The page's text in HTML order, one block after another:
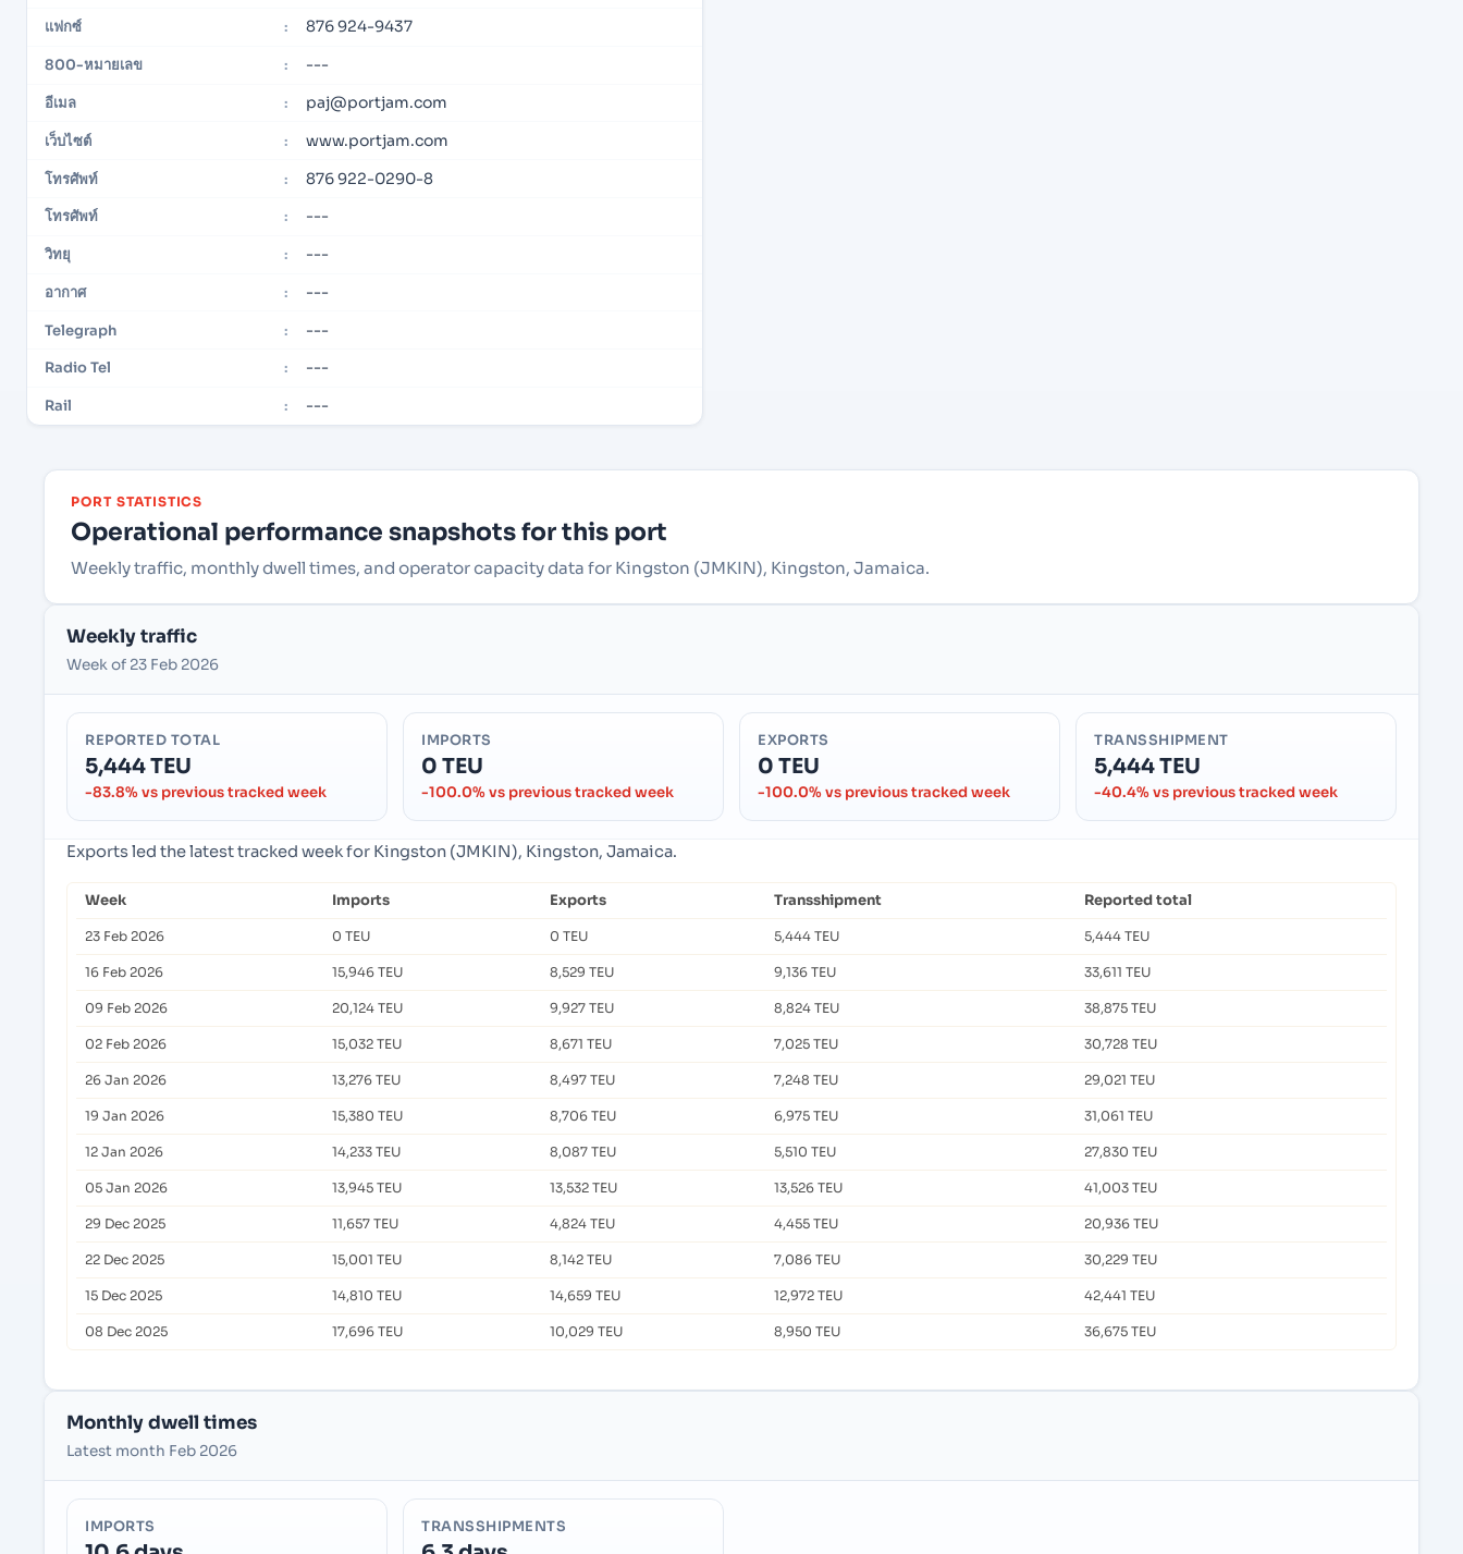
แฟกซ์ : 876 924-9437
800-หมายเลข : ---
อีเมล : paj@portjam.com
เว็บไซต์ : www.portjam.com
โทรศัพท์ : 876 922-0290-8
โทรศัพท์ : ---
วิทยุ : ---
อากาศ : ---
Telegraph : ---
Radio Tel : ---
Rail : ---
PORT STATISTICS
Operational performance snapshots for this port
Weekly traffic, monthly dwell times, and operator capacity data for Kingston (JMKIN), Kingston, Jamaica.
Weekly traffic
Week of 23 Feb 2026
REPORTED TOTAL
5,444 TEU
-83.8% vs previous tracked week
IMPORTS
0 TEU
-100.0% vs previous tracked week
EXPORTS
0 TEU
-100.0% vs previous tracked week
TRANSSHIPMENT
5,444 TEU
-40.4% vs previous tracked week
Exports led the latest tracked week for Kingston (JMKIN), Kingston, Jamaica.
Week Imports Exports Transshipment Reported total
23 Feb 2026 0 TEU 0 TEU 5,444 TEU 5,444 TEU
16 Feb 2026 15,946 TEU 8,529 TEU 9,136 TEU 33,611 TEU
09 Feb 2026 20,124 TEU 9,927 TEU 8,824 TEU 38,875 TEU
02 Feb 2026 15,032 TEU 8,671 TEU 7,025 TEU 30,728 TEU
26 Jan 2026 13,276 TEU 8,497 TEU 7,248 TEU 29,021 TEU
19 Jan 2026 15,380 TEU 8,706 TEU 6,975 TEU 31,061 TEU
12 Jan 2026 14,233 TEU 8,087 TEU 5,510 TEU 27,830 TEU
05 Jan 2026 13,945 TEU 13,532 TEU 13,526 TEU 41,003 TEU
29 Dec 2025 11,657 TEU 4,824 TEU 4,455 TEU 20,936 TEU
22 Dec 2025 15,001 TEU 8,142 TEU 7,086 TEU 30,229 TEU
15 Dec 2025 14,810 TEU 14,659 TEU 12,972 TEU 42,441 TEU
08 Dec 2025 17,696 TEU 10,029 TEU 8,950 TEU 36,675 TEU
Monthly dwell times
Latest month Feb 2026
IMPORTS TRANSSHIPMENTS